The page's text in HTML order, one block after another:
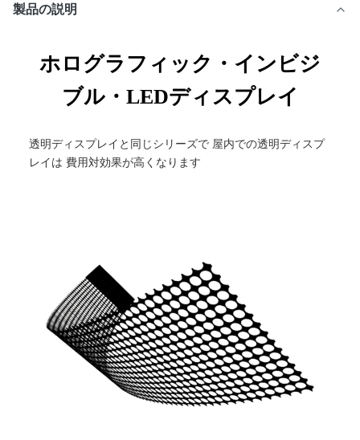
製品の説明
ホログラフィック・インビジ
ブル・LEDディスプレイ
透明ディスプレイと同じシリーズで 屋内での透明ディスプ
レイは 費用対効果が高くなります